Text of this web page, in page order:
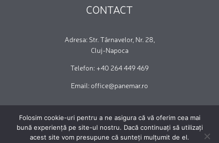
CONTACT
Adresa: Str. Târnavelor, Nr. 28,
Cluj-Napoca
Telefon: +40 264 449 469
Email: office@panemar.ro
Folosim cookie-uri pentru a ne asigura că vă oferim cea mai
bună experiență pe site-ul nostru. Dacă continuați să utilizați
acest site vom presupune că sunteți mulțumit de el.